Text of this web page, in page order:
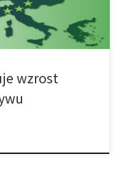
wzrost